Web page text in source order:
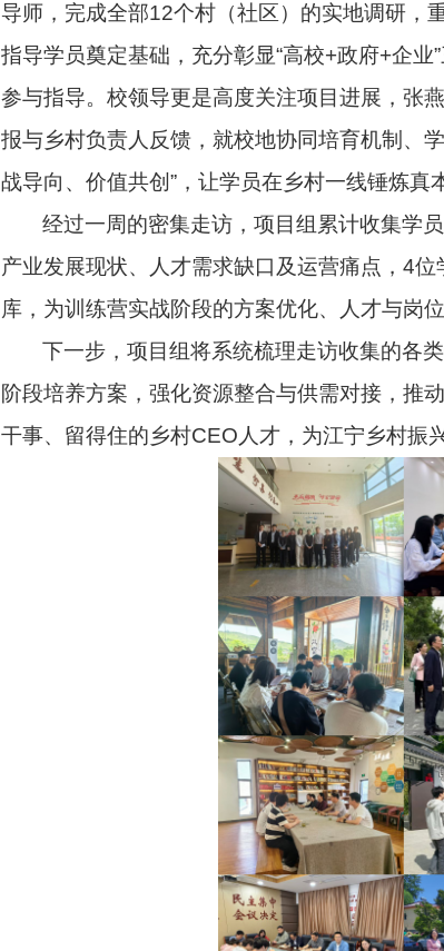
导师，完成全部12个村（社区）的实地调研，
指导学员奠定基础，充分彰显“高校+政府+企业”
参与指导。校领导更是高度关注项目进展，张
报与乡村负责人反馈，就校地协同培育机制、
战导向、价值共创 ” ，让学员在乡村一线锤炼真
经过一周的密集走访，项目组累计收集学
产业发展现状、人才需求缺口及运营痛点， 4位
库，为训练营实战阶段的方案优化、人才与岗
下一步，项目组将系统梳理走访收集的各
阶段培养方案，强化资源整合与供需对接，推
干事、留得住的乡村CEO 人才，为江宁乡村振